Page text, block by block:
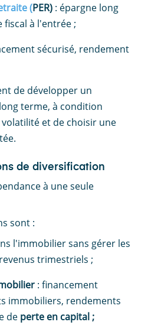
(PER) : épargne long
fiscal à l'entrée ;
sécurisé, rendement
de développer un
terme, à condition
et de choisir une
de diversification
à une seule
sont :
l'immobilier sans gérer les
trimestriels ;
: financement
immobiliers, rendements
de perte en capital ;